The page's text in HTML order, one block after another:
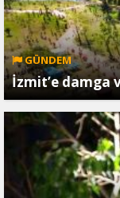
GÜNDEM
İzmit’e damga